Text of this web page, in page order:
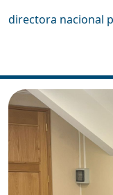
directora nacional